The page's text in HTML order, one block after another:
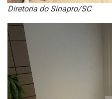
Diretoria do Sinapro/SC